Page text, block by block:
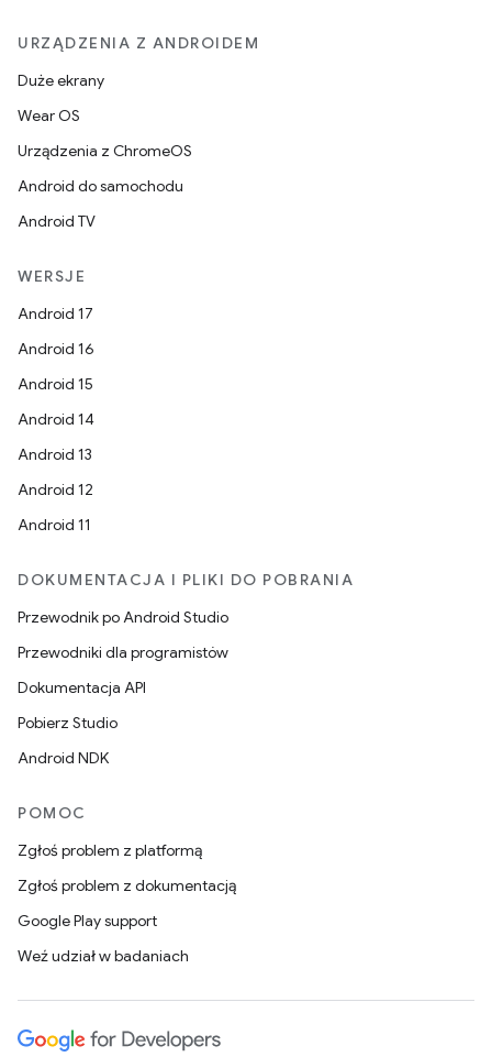
URZĄDZENIA Z ANDROIDEM
Duże ekrany
Wear OS
Urządzenia z ChromeOS
Android do samochodu
Android TV
WERSJE
Android 17
Android 16
Android 15
Android 14
Android 13
Android 12
Android 11
DOKUMENTACJA I PLIKI DO POBRANIA
Przewodnik po Android Studio
Przewodniki dla programistów
Dokumentacja API
Pobierz Studio
Android NDK
POMOC
Zgłoś problem z platformą
Zgłoś problem z dokumentacją
Google Play support
Weź udział w badaniach